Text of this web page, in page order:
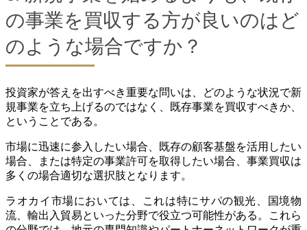
の事業を買収する方が良いのはど
のような場合ですか？
投資家が答えを出すべき重要な問いは、どのような状況で新
規事業を立ち上げるのではなく、既存事業を買収すべきか、
ということである。
市場に迅速に参入したい場合、既存の顧客基盤を活用したい
場合、または特定の事業許可を取得したい場合、事業買収は
多くの場合適切な選択肢となります。
ラオカイ市場においては、これは特にサパの観光、国境物
流、輸出入貿易といった分野で役立つ可能性がある。これら